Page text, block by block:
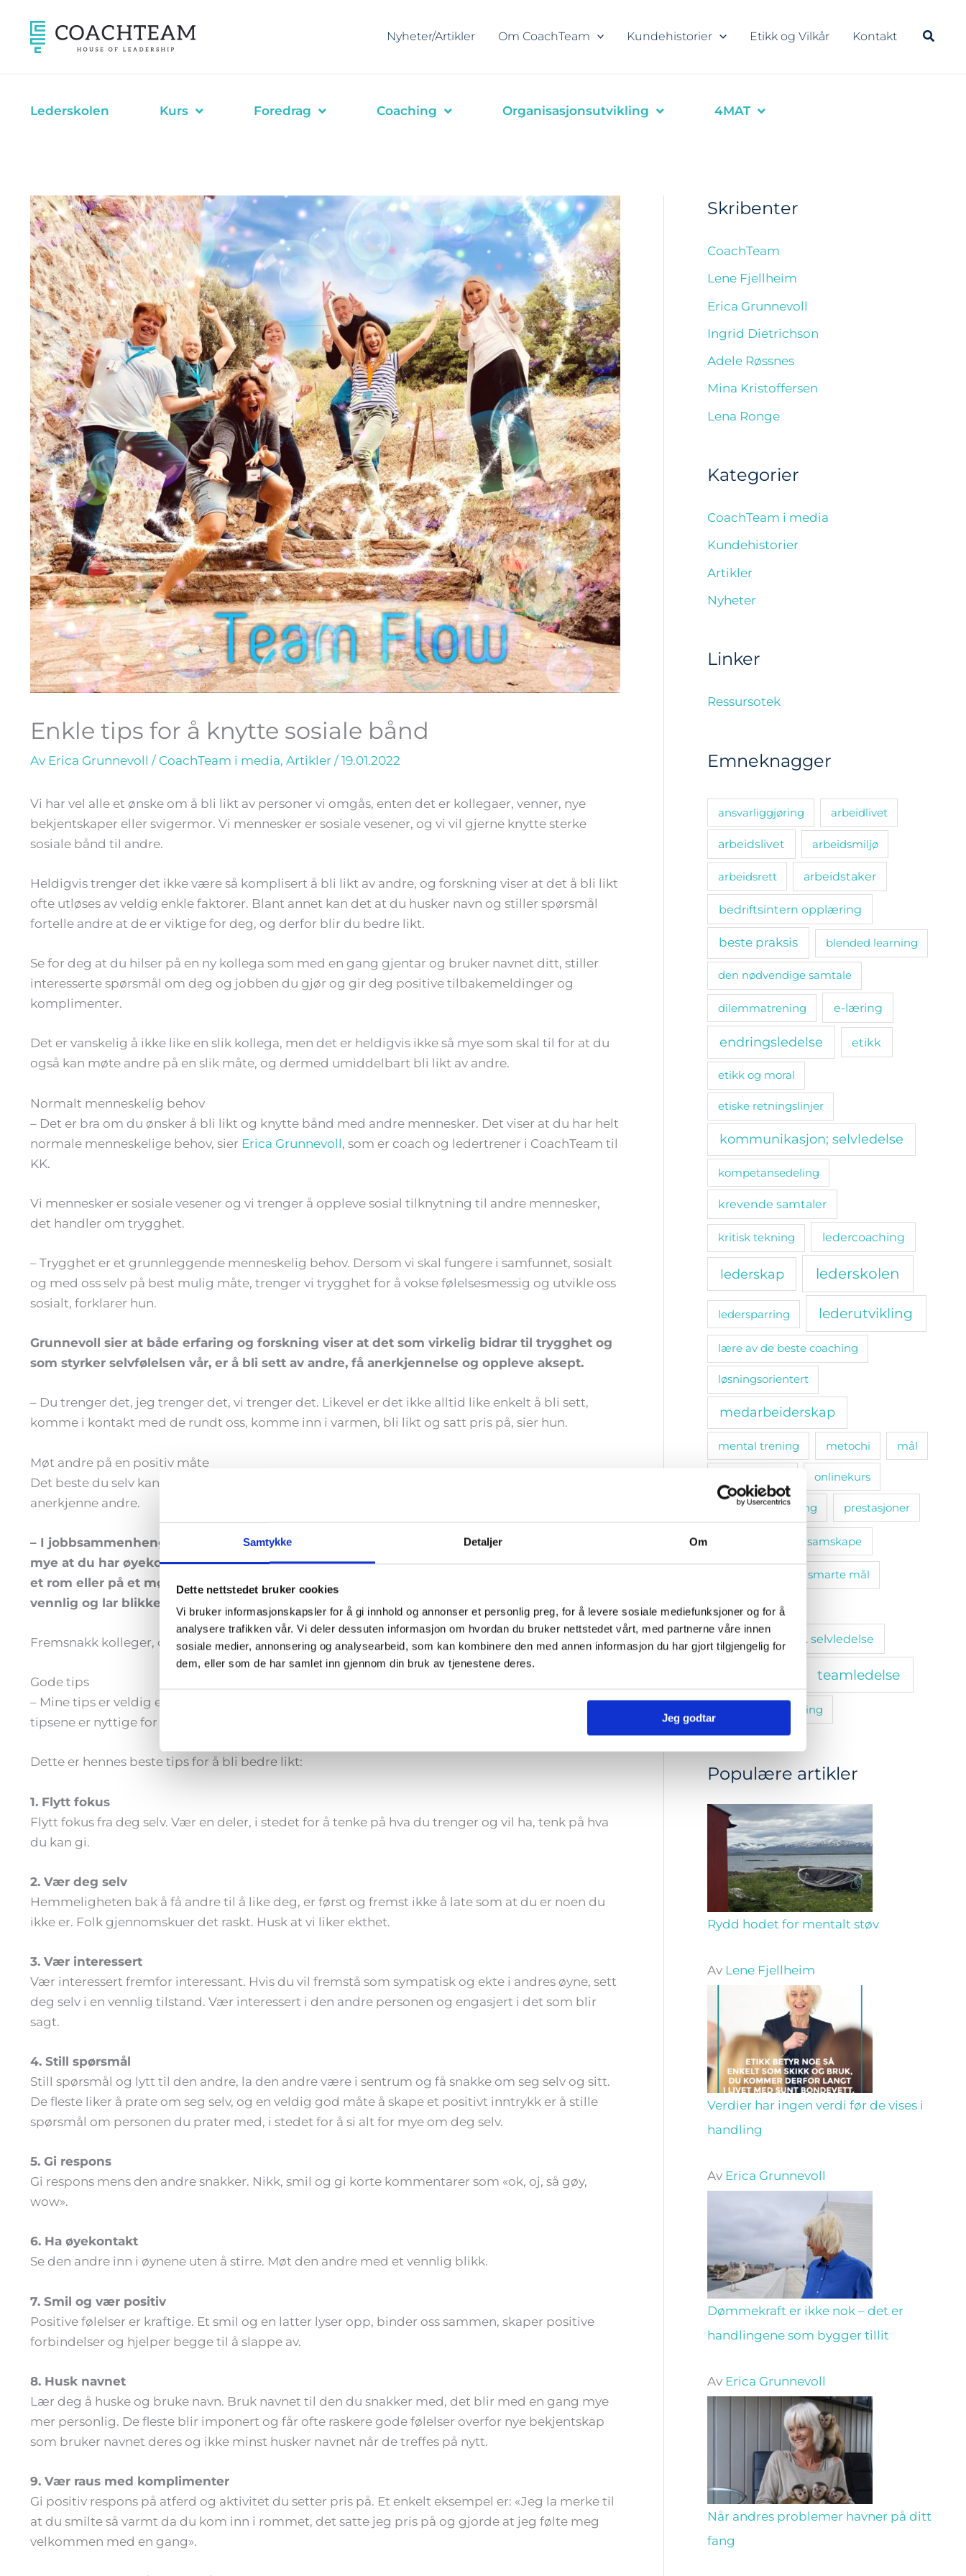
Samtykke Detaljer Om
Dette nettstedet bruker cookies
Vi bruker informasjonskapsler for å gi innhold og annonser et personlig preg, for å levere sosiale mediefunksjoner og for å
analysere trafikken vår. Vi deler dessuten informasjon om hvordan du bruker nettstedet vårt, med partnerne våre innen
sosiale medier, annonsering og analysearbeid, som kan kombinere den med annen informasjon du har gjort tilgjengelig for
dem, eller som de har samlet inn gjennom din bruk av tjenestene deres.
Jeg godtar
Nyheter/Artikler Om CoachTeam Kundehistorier Etikk og Vilkår Kontakt
Lederskolen Kurs Foredrag Coaching Organisasjonsutvikling 4MAT
Enkle tips for å knytte sosiale bånd
Av Erica Grunnevoll / CoachTeam i media, Artikler / 19.01.2022
Vi har vel alle et ønske om å bli likt av personer vi omgås, enten det er kollegaer, venner, nye
bekjentskaper eller svigermor. Vi mennesker er sosiale vesener, og vi vil gjerne knytte sterke
sosiale bånd til andre.
Heldigvis trenger det ikke være så komplisert å bli likt av andre, og forskning viser at det å bli likt
ofte utløses av veldig enkle faktorer. Blant annet kan det at du husker navn og stiller spørsmål
fortelle andre at de er viktige for deg, og derfor blir du bedre likt.
Se for deg at du hilser på en ny kollega som med en gang gjentar og bruker navnet ditt, stiller
interesserte spørsmål om deg og jobben du gjør og gir deg positive tilbakemeldinger og
komplimenter.
Det er vanskelig å ikke like en slik kollega, men det er heldigvis ikke så mye som skal til for at du
også kan møte andre på en slik måte, og dermed umiddelbart bli likt av andre.
Normalt menneskelig behov
– Det er bra om du ønsker å bli likt og knytte bånd med andre mennesker. Det viser at du har helt
normale menneskelige behov, sier Erica Grunnevoll, som er coach og ledertrener i CoachTeam til
KK.
Vi mennesker er sosiale vesener og vi trenger å oppleve sosial tilknytning til andre mennesker,
det handler om trygghet.
– Trygghet er et grunnleggende menneskelig behov. Dersom vi skal fungere i samfunnet, sosialt
og med oss selv på best mulig måte, trenger vi trygghet for å vokse følelsesmessig og utvikle oss
sosialt, forklarer hun.
Grunnevoll sier at både erfaring og forskning viser at det som virkelig bidrar til trygghet og
som styrker selvfølelsen vår, er å bli sett av andre, få anerkjennelse og oppleve aksept.
– Du trenger det, jeg trenger det, vi trenger det. Likevel er det ikke alltid like enkelt å bli sett,
komme i kontakt med de rundt oss, komme inn i varmen, bli likt og satt pris på, sier hun.
Møt andre på en positiv måte
Det beste du selv kan gjøre for å bli likt, satt pris på og knytte bånd til andre, er altså å se og
anerkjenne andre.
– I jobbsammenheng er noe så enkelt som å hilse og si hei om morgenen viktig. Det betyr
mye at du har øyekontakt og smiler når du møter kolleger i gangene. Når du kommer inn i
et rom eller på et møte, blir du lettere oppfattet som vennlig og sympatisk om du nikker
vennlig og lar blikket møte de som er til stede, råder Grunnevoll.
Fremsnakk kolleger, og fortell andre og den det gjelder at du setter pris på hjelp og samarbeid.
Gode tips
– Mine tips er veldig enkle, men ofte er det enkle det beste. Jeg er helt sikker på at noen av disse
tipsene er nyttige for de fleste av oss, sier
Dette er hennes beste tips for å bli bedre likt:
1. Flytt fokus
Flytt fokus fra deg selv. Vær en deler, i stedet for å tenke på hva du trenger og vil ha, tenk på hva
du kan gi.
2. Vær deg selv
Hemmeligheten bak å få andre til å like deg, er først og fremst ikke å late som at du er noen du
ikke er. Folk gjennomskuer det raskt. Husk at vi liker ekthet.
3. Vær interessert
Vær interessert fremfor interessant. Hvis du vil fremstå som sympatisk og ekte i andres øyne, sett
deg selv i en vennlig tilstand. Vær interessert i den andre personen og engasjert i det som blir
sagt.
4. Still spørsmål
Still spørsmål og lytt til den andre, la den andre være i sentrum og få snakke om seg selv og sitt.
De fleste liker å prate om seg selv, og en veldig god måte å skape et positivt inntrykk er å stille
spørsmål om personen du prater med, i stedet for å si alt for mye om deg selv.
5. Gi respons
Gi respons mens den andre snakker. Nikk, smil og gi korte kommentarer som «ok, oj, så gøy,
wow».
6. Ha øyekontakt
Se den andre inn i øynene uten å stirre. Møt den andre med et vennlig blikk.
7. Smil og vær positiv
Positive følelser er kraftige. Et smil og en latter lyser opp, binder oss sammen, skaper positive
forbindelser og hjelper begge til å slappe av.
8. Husk navnet
Lær deg å huske og bruke navn. Bruk navnet til den du snakker med, det blir med en gang mye
mer personlig. De fleste blir imponert og får ofte raskere gode følelser overfor nye bekjentskap
som bruker navnet deres og ikke minst husker navnet når de treffes på nytt.
9. Vær raus med komplimenter
Gi positiv respons på atferd og aktivitet du setter pris på. Et enkelt eksempel er: «Jeg la merke til
at du smilte så varmt da du kom inn i rommet, det satte jeg pris på og gjorde at jeg følte meg
velkommen med en gang».
Skribenter
CoachTeam
Lene Fjellheim
Erica Grunnevoll
Ingrid Dietrichson
Adele Røssnes
Mina Kristoffersen
Lena Ronge
Kategorier
CoachTeam i media
Kundehistorier
Artikler
Nyheter
Linker
Ressursotek
Emneknagger
ansvarliggjøring arbeidlivet
arbeidslivet arbeidsmiljø
arbeidsrett arbeidstaker
bedriftsintern opplæring
beste praksis blended learning
den nødvendige samtale
dilemmatrening e-læring
endringsledelse etikk
etikk og moral
etiske retningslinjer
kommunikasjon; selvledelse
kompetansedeling
krevende samtaler
kritisk tekning ledercoaching
lederskap lederskolen
ledersparring lederutvikling
lære av de beste coaching
løsningsorientert
medarbeiderskap
mental trening metochi mål
onlinekurs
personlig utvikling prestasjoner
samskape
smarte mål
sosiale bånd
stressmestring. selvledelse
teamledelse
utvikling
Populære artikler
Rydd hodet for mentalt støv
Av Lene Fjellheim
Verdier har ingen verdi før de vises i
handling
Av Erica Grunnevoll
Dømmekraft er ikke nok – det er
handlingene som bygger tillit
Av Erica Grunnevoll
Når andres problemer havner på ditt
fang